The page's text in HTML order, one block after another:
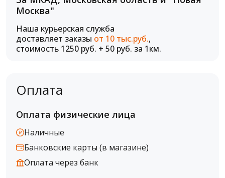
Москва"
Наша курьерская служба
доставляет заказы от 10 тыс.руб.,
стоимость 1250 руб. + 50 руб. за 1км.
Оплата
Оплата физические лица
Наличные
Банковские карты (в магазине)
Оплата через банк